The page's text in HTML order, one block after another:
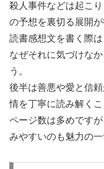
殺人事件などは起こ
の予想を裏切る展開が
読書感想文を書く際
なぜそれに気づけな
う。
後半は善悪や愛と信
情を丁寧に読み解く
ページ数は多めです
みやすいのも魅力の一